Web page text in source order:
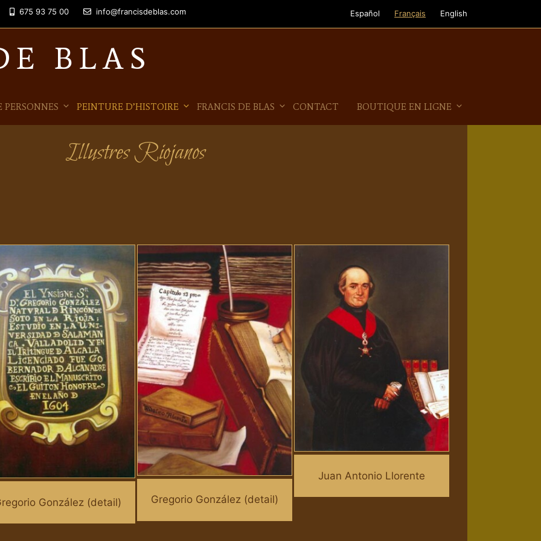
675 93 75 00 info@francisdeblas.com Español Français English
BLAS
PEINTURE D’HISTOIRE FRANCIS DE BLAS CONTACT BOUTIQUE EN LIGNE
Illustres Riojanos
González (detail) Gregorio González (detail)
Juan Antonio Llorente